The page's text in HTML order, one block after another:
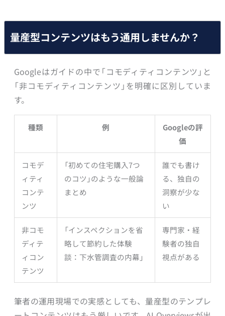
量産型コンテンツはもう通用しませんか？
Googleはガイドの中で「コモディティコンテンツ」と
「非コモディティコンテンツ」を明確に区別していま
す。
種類 例
Googleの評
価
コモデ
ィティ
コンテ
ンツ
「初めての住宅購入7つ
のコツ」のような一般論
まとめ
誰でも書け
る、独自の
洞察が少な
い
非コモ
ディテ
ィコン
テンツ
「インスペクションを省
略して節約した体験
談：下水管調査の内幕」
専門家・経
験者の独自
視点がある
筆者の運用現場での実感としても、量産型のテンプレ